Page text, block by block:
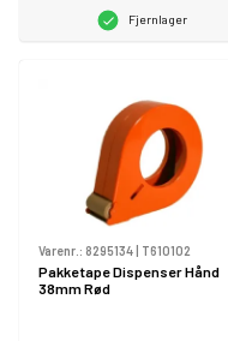
Fjernlager
Varenr.: 8295134 T610102
Pakketape Dispenser Hånd
38mm Rød